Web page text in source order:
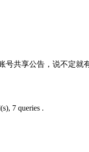
共享公告，说不定就
7 queries .